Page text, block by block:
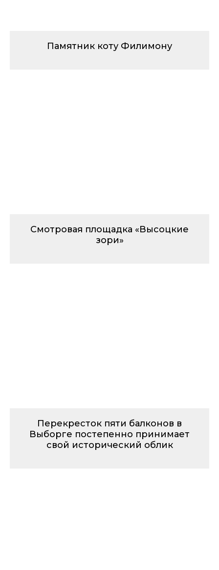
Памятник коту Филимону
Смотровая площадка «Высоцкие
зори»
Перекресток пяти балконов в
Выборге постепенно принимает
свой исторический облик